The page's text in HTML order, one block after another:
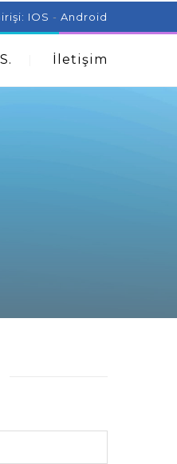
Aromatherapy And
IOS - Android
İletişim